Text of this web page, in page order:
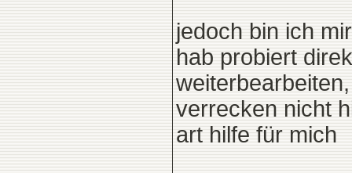
jedoch bin ich
hab probiert
verrecken nicht
art hilfe für mich